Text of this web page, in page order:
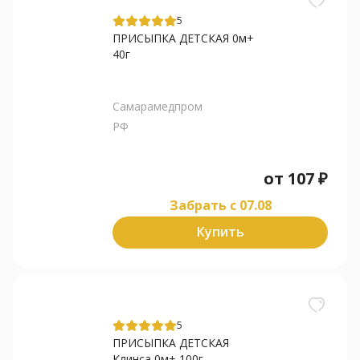
5
ПРИСЫПКА ДЕТСКАЯ 0м+
40г
Самарамедпром
РФ
от 107₽
Забрать c 07.08
Купить
5
ПРИСЫПКА ДЕТСКАЯ